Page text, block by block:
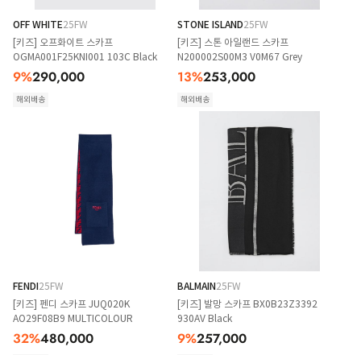
OFF WHITE25FW
[키즈] 오프화이트 스카프
OGMA001F25KNI001 103C Black
9%290,000
해외배송
STONE ISLAND25FW
[키즈] 스톤 아일랜드 스카프
N200002S00M3 V0M67 Grey
13%253,000
해외배송
FENDI25FW
[키즈] 펜디 스카프 JUQ020K
AO29F08B9 MULTICOLOUR
32%480,000
BALMAIN25FW
[키즈] 발망 스카프 BX0B23Z3392
930AV Black
9%257,000